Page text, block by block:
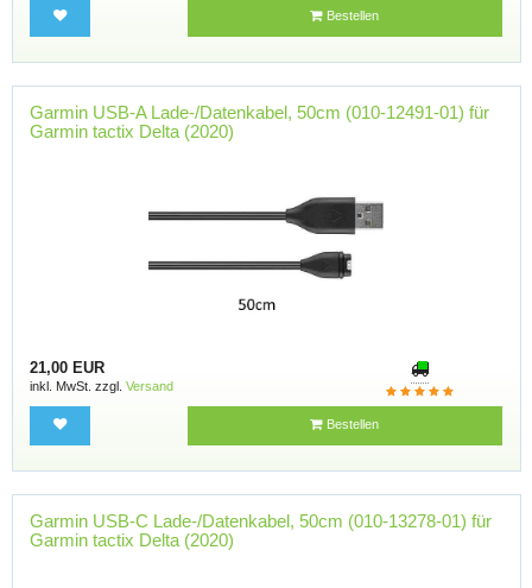
Bestellen
Garmin USB-A Lade-/Datenkabel, 50cm (010-12491-01) für
Garmin tactix Delta (2020)
21,00 EUR
inkl. MwSt. zzgl. Versand
Bestellen
Garmin USB-C Lade-/Datenkabel, 50cm (010-13278-01) für
Garmin tactix Delta (2020)